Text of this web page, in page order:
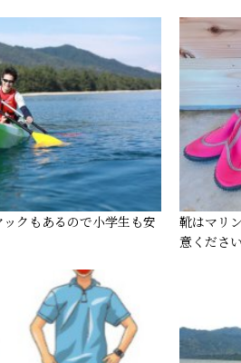
クもあるので小学生も安
靴はマリ
意くださ